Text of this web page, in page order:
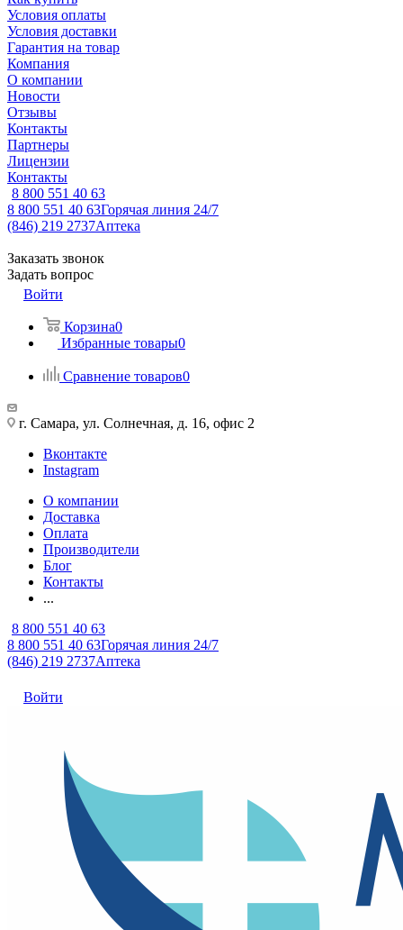
Условия оплаты
Условия доставки
Гарантия на товар
Компания
О компании
Новости
Отзывы
Контакты
Партнеры
Лицензии
Контакты
8 800 551 40 63
8 800 551 40 63Горячая линия 24/7
(846) 219 2737Аптека
Заказать звонок
Задать вопрос
Войти
Корзина0
Избранные товары0
Сравнение товаров0
г. Самара, ул. Солнечная, д. 16, офис 2
Вконтакте
Instagram
О компании
Доставка
Оплата
Производители
Блог
Контакты
...
8 800 551 40 63
8 800 551 40 63Горячая линия 24/7
(846) 219 2737Аптека
Войти